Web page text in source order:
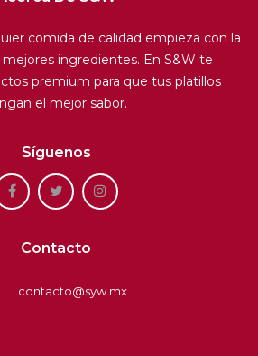
comida de calidad empieza con la
ingredientes. En S&W te
premium para que tus platillos
el mejor sabor.
Síguenos
Contacto
contacto@syw.mx